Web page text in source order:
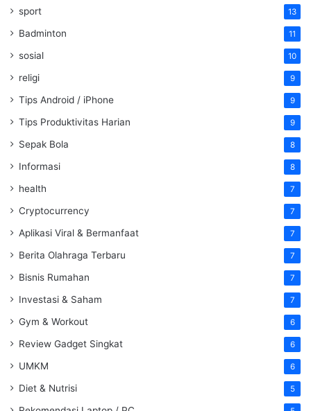
sport 13
Badminton 11
sosial 10
religi 9
Tips Android / iPhone 9
Tips Produktivitas Harian 9
Sepak Bola 8
Informasi 8
health 7
Cryptocurrency 7
Aplikasi Viral & Bermanfaat 7
Berita Olahraga Terbaru 7
Bisnis Rumahan 7
Investasi & Saham 7
Gym & Workout 6
Review Gadget Singkat 6
UMKM 6
Diet & Nutrisi 5